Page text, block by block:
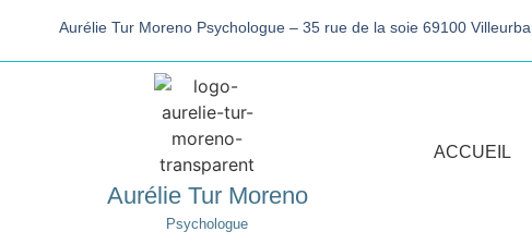
Aurélie Tur Moreno Psychologue – 35 rue de la soie 69100
Aurélie Tur Moreno
Psychologue
ACCUEIL